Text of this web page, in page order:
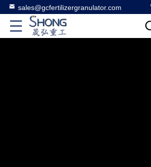
sales@gcfertilizergranulator.com